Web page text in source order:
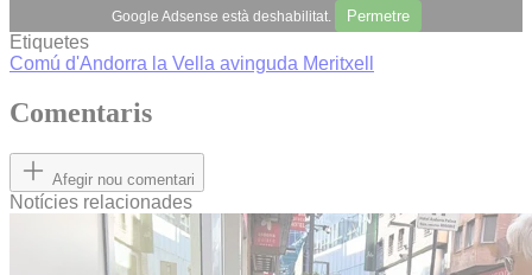
Google Adsense està deshabilitat. Permetre
Etiquetes
Comú d'Andorra la Vella avinguda Meritxell
Comentaris
Afegir nou comentari
Notícies relacionades